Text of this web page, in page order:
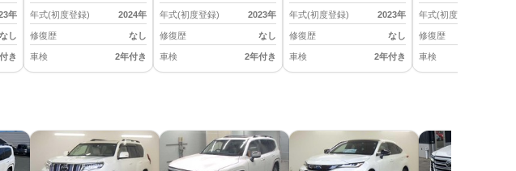
年
なし
き
年式(初度登録) 2024年
修復歴 なし
車検 2年付き
年式(初度登録) 2023年
修復歴 なし
車検 2年付き
年式(初度登録) 2023年
修復歴 なし
車検 2年付き
年式(初度登録)
修復歴
車検